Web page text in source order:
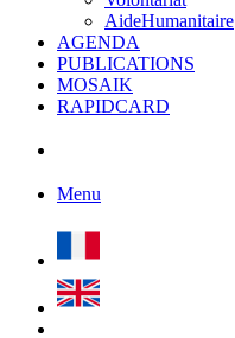
AideHumanitaire
AGENDA
PUBLICATIONS
MOSAIK
RAPIDCARD
Menu